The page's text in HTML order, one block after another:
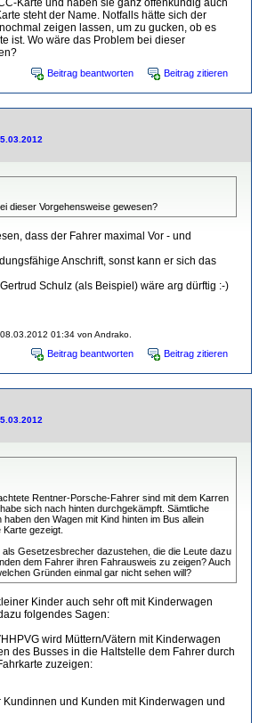
Karte und haben sie ganz offenkundig auch
steht der Name. Notfalls hätte sich der
zeigen lassen, um zu gucken, ob es
ist. Wo wäre das Problem bei dieser
Beitrag beantworten Beitrag zitieren
dieser Vorgehensweise gewesen?
dass der Fahrer maximal Vor - und
Anschrift, sonst kann er sich das
Schulz (als Beispiel) wäre arg dürftig :-)
01:34 von Andrako.
Beitrag beantworten Beitrag zitieren
Rentner-Porsche-Fahrer sind mit dem Karren
sich nach hinten durchgekämpft. Sämtliche
den Wagen mit Kind hinten im Bus allein
gezeigt.
als Gesetzesbrecher dazustehen, die die Leute dazu
dem Fahrer ihren Fahrausweis zu zeigen? Auch
Gründen einmal gar nicht sehen will?
Kinder auch sehr oft mit Kinderwagen
folgendes Sagen:
wird Müttern/Vätern mit Kinderwagen
des Busses in die Haltstelle dem Fahrer durch
zuzeigen:
Kundinnen und Kunden mit Kinderwagen und